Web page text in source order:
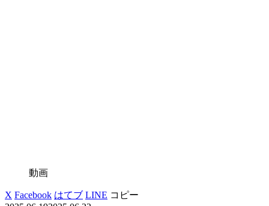
動画
X Facebook はてブ LINE コピー